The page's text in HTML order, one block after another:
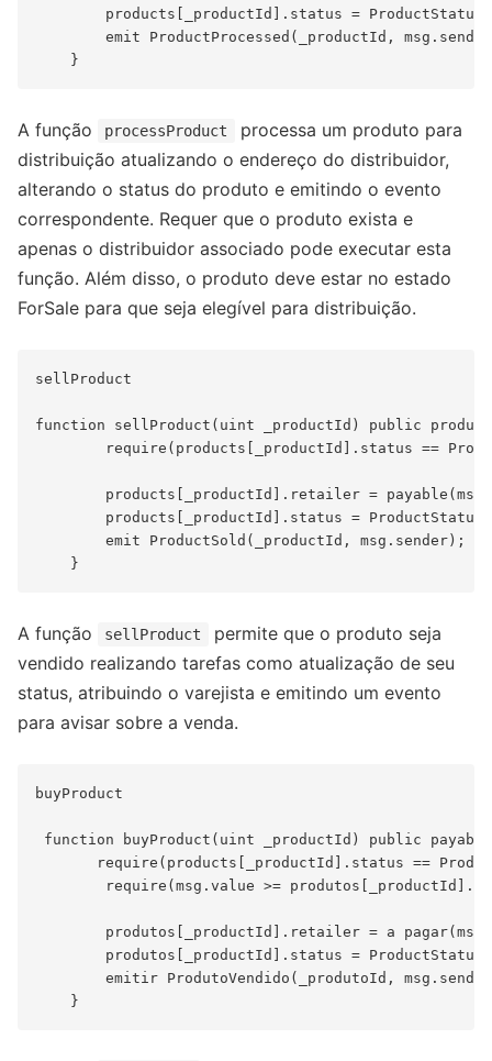
products[_productId].status =
emit ProductProcessed(_productId,
A função processProduct
processa um produto para
distribuição atualizando o endereço do distribuidor,
alterando o status do produto e emitindo o evento
correspondente. Requer que o produto exista e
apenas o distribuidor associado pode executar esta
função. Além disso, o produto deve estar no estado
ForSale para que seja elegível para distribuição.
sellProduct
function sellProduct(uint _productId) public
require(products[_productId].status ==
products[_productId].retailer =
products[_productId].status =
        emit ProductSold(_productId, msg.sender);
A função sellProduct
permite que o produto seja
vendido realizando tarefas como atualização de seu
status, atribuindo o varejista e emitindo um evento
para avisar sobre a venda.
buyProduct
function buyProduct(uint _productId) public
require(products[_productId].status ==
require(msg.value >=
produtos[_productId].retailer = a
produtos[_productId].status =
emitir ProdutoVendido(_produtoId,